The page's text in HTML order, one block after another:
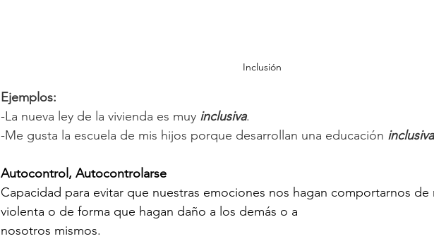
Inclusión
Ejemplos:
-La nueva ley de la vivienda es muy inclusiva.
-Me gusta la escuela de mis hijos porque desarrollan una educación inclusiva
Autocontrol, Autocontrolarse
Capacidad para evitar que nuestras emociones nos hagan comportarnos de
violenta o de forma que hagan daño a los demás o a
nosotros mismos.